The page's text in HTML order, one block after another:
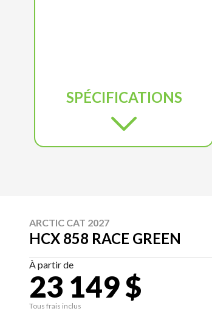
SPÉCIFICATIONS
ARCTIC CAT 2027
HCX 858 RACE GREEN
À partir de
23 149 $
Tous frais inclus